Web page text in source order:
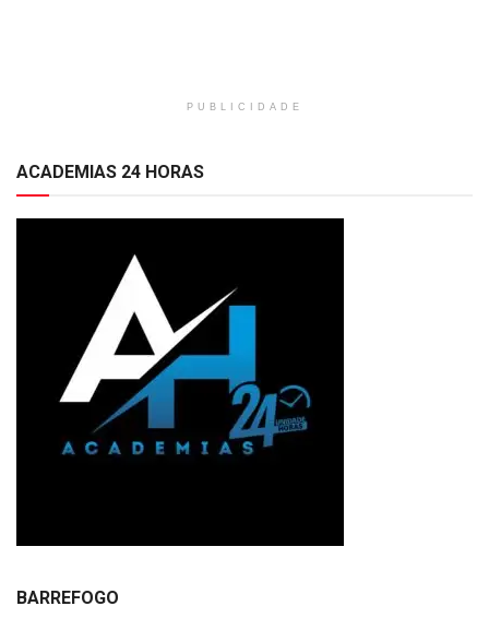
PUBLICIDADE
ACADEMIAS 24 HORAS
BARREFOGO